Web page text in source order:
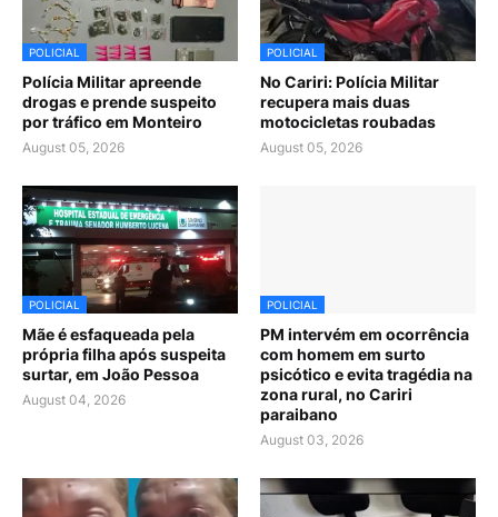
POLICIAL
Polícia Militar apreende
drogas e prende suspeito
por tráfico em Monteiro
August 05, 2026
POLICIAL
No Cariri: Polícia Militar
recupera mais duas
motocicletas roubadas
August 05, 2026
POLICIAL
Mãe é esfaqueada pela
própria filha após suspeita
surtar, em João Pessoa
August 04, 2026
POLICIAL
PM intervém em ocorrência
com homem em surto
psicótico e evita tragédia na
zona rural, no Cariri
paraibano
August 03, 2026